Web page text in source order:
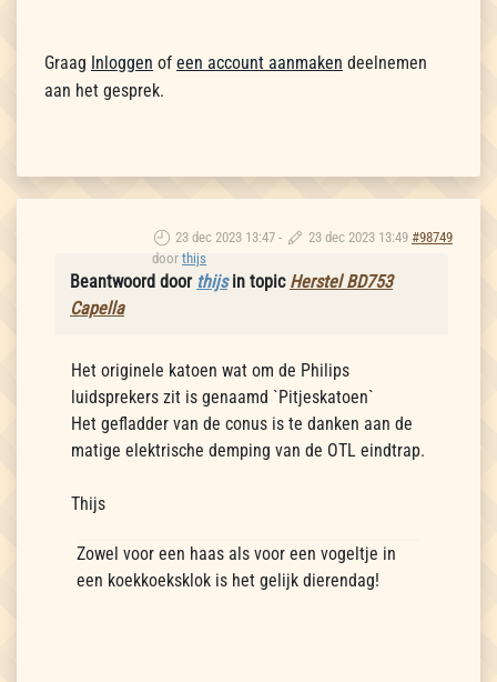
Graag Inloggen of een account aanmaken deelnemen
aan het gesprek.
23 dec 2023 13:47 - 23 dec 2023 13:49 #98749
door thijs
Beantwoord door thijsin topic Herstel BD753
Capella
Het originele katoen wat om de Philips
luidsprekers zit is genaamd `Pitjeskatoen`
Het gefladder van de conus is te danken aan de
matige elektrische demping van de OTL eindtrap.
Thijs
Zowel voor een haas als voor een vogeltje in
een koekkoeksklok is het gelijk dierendag!